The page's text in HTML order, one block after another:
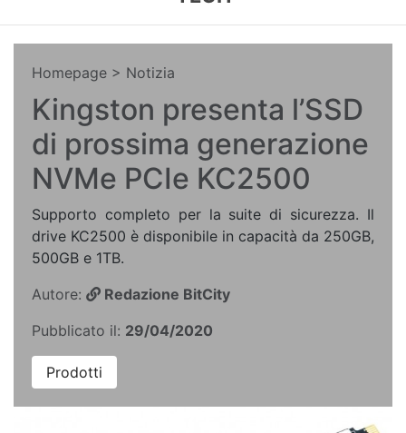
Homepage > Notizia
Kingston presenta l’SSD
di prossima generazione
NVMe PCIe KC2500
Supporto completo per la suite di sicurezza. Il
drive KC2500 è disponibile in capacità da 250GB,
500GB e 1TB.
Autore:
Redazione BitCity
Pubblicato il: 29/04/2020
Prodotti